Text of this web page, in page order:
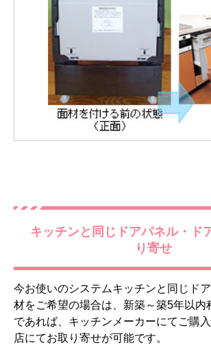
キッチンと同じドアパネル・ド
り寄せ
今お使いのシステムキッチンと同じド
材をご希望の場合は、新築～築5年以内
であれば、キッチンメーカーにてご購
店にてお取り寄せが可能です。